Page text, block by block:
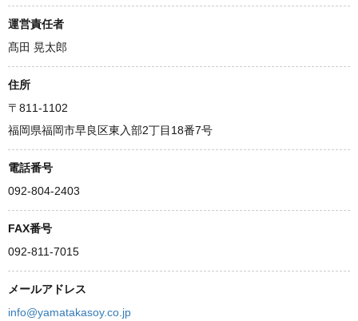
運営責任者
髙田 晃太郎
住所
〒811-1102
福岡県福岡市早良区東入部2丁目18番7号
電話番号
092-804-2403
FAX番号
092-811-7015
メールアドレス
info@yamatakasoy.co.jp